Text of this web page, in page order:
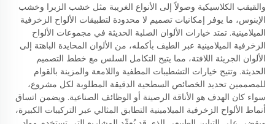
والقيقب الكلاسيكية وصولاً إلى الأنواع الغريبة مثل خشب الزبرا وخشب
الإبنوس، ما يوفر إمكانيات تصميم لا محدودة لتطبيقات الألواح الزخرفية
الميلامينية. تمتد خيارات الألوان الصلبة الحديثة في مجموعات الألواح
الزخرفية الميلامينية عبر الطيف بأكمله، من الألوان المحايدة الباهتة إلى
الألوان الجريئة اللافتة، مما يتيح التكامل السلس مع خطط التصميم
الحديثة. وتتيح خيارات التشطيبات المطفية واللامعة والمزينة بالقوام
للمصممين تحديد الخصائص السطحية الدقيقة المطلوبة لكل مشروع،
سواء كان الهدف هو الأناقة الرصينة أو الوظائف الصناعية. ويضمن اتساق
أنماط الألواح الزخرفية الميلامينية التطابق المثالي عبر التركيبات الكبيرة،